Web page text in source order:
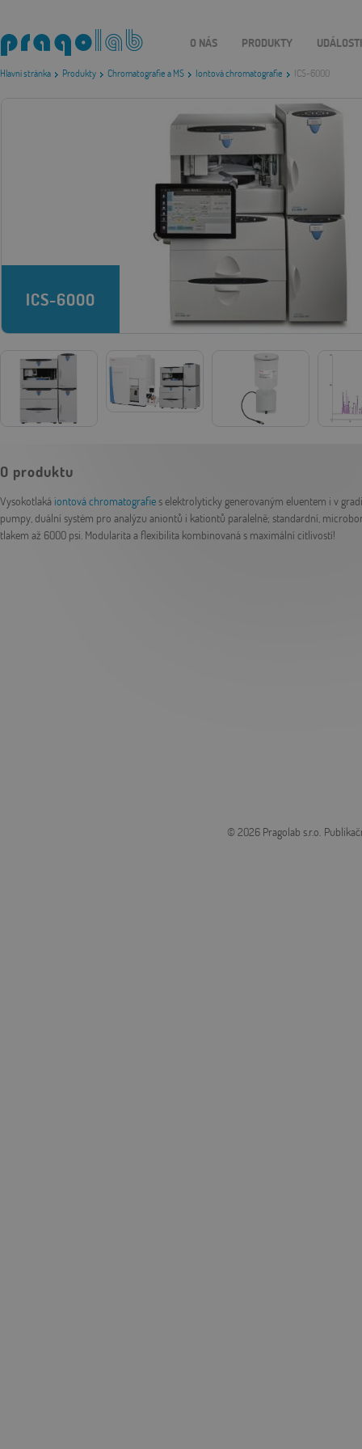
Hlavní stránka Produkty Chromatografie a MS Iontová chromatografie ICS-6000
O NÁS PRODUKTY UDÁLOSTI
ICS-6000
O produktu
Vysokotlaká iontová chromatografie s elektrolyticky generovaným eluentem i v
pumpy, duální systém pro analýzu aniontů i kationtů paralelně; standardní,
tlakem až 6000 psi. Modularita a flexibilita kombinovaná s maximální citlivostí!
© 2026 Pragolab s.r.o.